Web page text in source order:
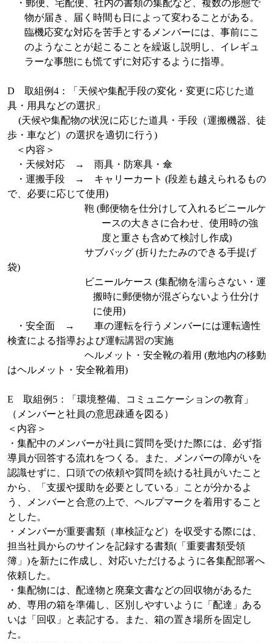
・郵便、宅配便、社内の書類の集配など、複数の形態で
物が届き、届く時間も日によって変わることがある。
臨機応変な対応を苦手とするメンバーには、事前にこ
のようなことが起こることを繰返し説明し、イレギュ
ラーな事態にも慌てずに対応するように指導。
D 取組例4：「天候や集配手段の変化・変更に応じた道
具・用具などの選択」
(天候や集配物の状況に応じた道具・手段（運搬機器、徒
歩・車など）の選択を適切に行う )
＜内容＞
・天候対応 → 雨具・防寒具・傘
・運搬手段 → キャリーカート (段差も越えられるもの
で、必要に応じて使用)
鞄 (郵便物を仕分けして入れるビニールケ
ースの大きさに合わせ、使用時の強
度と重さも含めて検討し作成)
サブバッグ (折りたたみのできる手提げ
袋)
ビニールケース (集配物を濡らさない・運
搬時に郵便物が混ざらないよう仕分け
に使用)
・安全面 → 車の運転を行うメンバーには運転適性
検査による指導および運転講習の実施
ヘルメット・安全靴の着用 (敷地内の移動
はヘルメット・安全靴着用)
E 取組例 5：「環境整備、コミュニケーションの教育」
（メンバーと社員の意思疎通を図る）
＜内容＞
・集配中のメンバーが社員に質問を受けた際には、必ず指
導員が回答する流れをつくる。また、メンバーの障がいを
認識せずに、口頭での依頼や質問を続ける社員がいたこと
から、「 支援や援助を必要としている」ことが分かるよ
う、メンバーと合意の上で、ヘルプマークを着用すること
とした。
・メンバーが重要書類（車検証など）を収受する際には、
担当社員からのサインを記録する書類(「重要書類受領
簿」 )を新たに作成し、対応いただけるように各集配部署へ
依頼した。
・集配物には、配達物と廃棄文書などの回収物があるた
め、専用の箱を準備し、区別しやすいように「配達」ある
いは「回収」と表記する。また、箱の置き場所を固定し
た。